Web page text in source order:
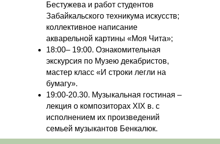
Бестужева и работ студентов
Забайкальского техникума искусств;
коллективное написание
акварельной картины «Моя Чита»;
18:00– 19:00. Ознакомительная
экскурсия по Музею декабристов,
мастер класс «И строки легли на
бумагу».
19:00-20.30. Музыкальная гостиная –
лекция о композиторах XIX в. с
исполнением их произведений
семьей музыкантов Бенкалюк.